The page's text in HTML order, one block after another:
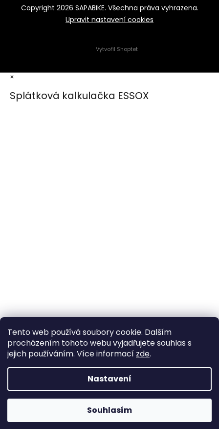
Tento web používá soubory cookie. Dalším
procházením tohoto webu vyjadřujete souhlas s
jejich používáním. Více informací zde.
Nastavení
Souhlasím
Vytvořil Shoptet
Copyright 2026 SAPABIKE. Všechna práva vyhrazena.
Upravit nastavení cookies
×
Splátková kalkulačka ESSOX